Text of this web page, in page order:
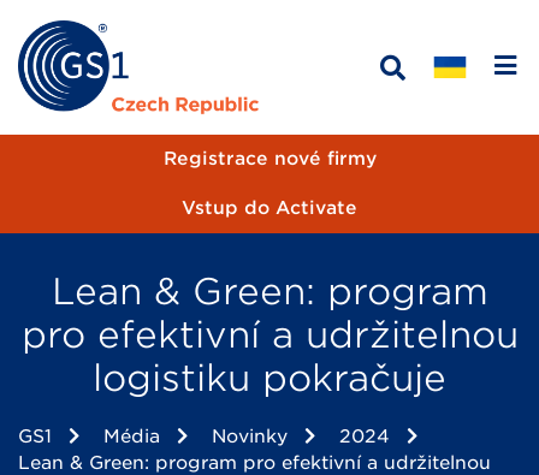
Registrace nové firmy
Vstup do Activate
Lean & Green: program
pro efektivní a udržitelnou
logistiku pokračuje
GS1 Média Novinky
2024
Lean & Green: program pro efektivní a udržitelnou